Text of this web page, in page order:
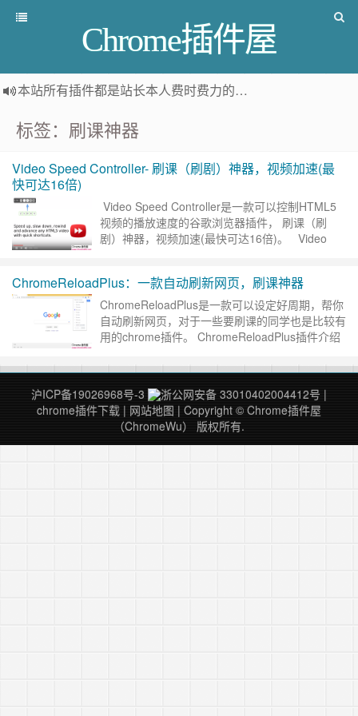
Chrome插件屋
本站所有插件都是站长本人费时费力的人工筛选推荐
标签：刷课神器
Video Speed Controller- 刷课（刷剧）神器，视频加速(最
快可达16倍)
Video Speed Controller是一款可以控制HTML5
视频的播放速度的谷歌浏览器插件， 刷课（刷
剧）神器，视频加速(最快可达16倍)。 Video
ChromeReloadPlus：一款自动刷新网页，刷课神器
ChromeReloadPlus是一款可以设定好周期，帮你
自动刷新网页，对于一些要刷课的同学也是比较有
用的chrome插件。 ChromeReloadPlus插件介绍
沪ICP备19026968号-3 浙公网安备 33010402004412号 |
chrome插件下载 | 网站地图 | Copyright © Chrome插件屋
（ChromeWu） 版权所有.